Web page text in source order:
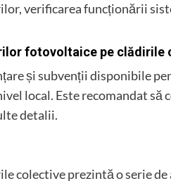
verificarea funcționării
fotovoltaice pe clădirile
și subvenții disponibile
local. Este recomandat
detalii.
colective prezintă o serie